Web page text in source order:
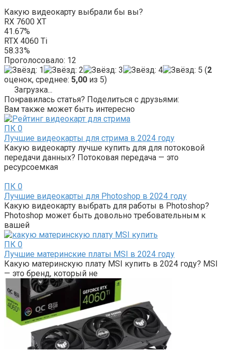
Какую видеокарту выбрали бы вы?
RX 7600 XT
41.67%
RTX 4060 Ti
58.33%
Проголосовало: 12
(2
оценок, среднее: 5,00 из 5)
Загрузка...
Понравилась статья? Поделиться с друзьями:
Вам также может быть интересно
ПК 0
Лучшие видеокарты для стрима в 2024 году
Какую видеокарту лучше купить для для потоковой
передачи данных? Потоковая передача — это
ресурсоемкая
ПК 0
Лучшие видеокарты для Photoshop в 2024 году
Какую видеокарту выбрать для работы в Photoshop?
Photoshop может быть довольно требовательным к
вашей
ПК 0
Лучшие материнские платы MSI в 2024 году
Какую материнскую плату MSI купить в 2024 году? MSI
— это бренд, который не